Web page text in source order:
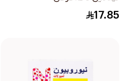
17.85